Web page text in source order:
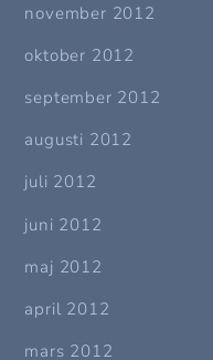
november 2012
oktober 2012
september 2012
augusti 2012
juli 2012
juni 2012
maj 2012
april 2012
mars 2012